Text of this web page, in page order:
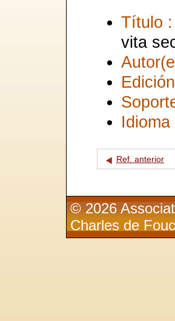
Título :
vita
Idioma
Ref. anterior
© 2026
Charles de